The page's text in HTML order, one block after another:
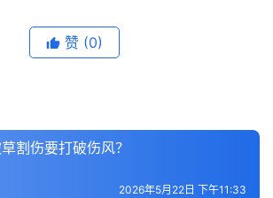
赞 (0)
割伤要打破伤风？
2026年5月22日 下午11:33